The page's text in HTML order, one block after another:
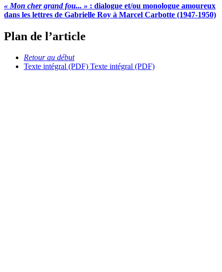
« Mon cher grand fou... » : dialogue et/ou monologue amoureux
dans les lettres de Gabrielle Roy à Marcel Carbotte (1947-1950)
Plan de l’article
Retour au début
Texte intégral (PDF) Texte intégral (PDF)